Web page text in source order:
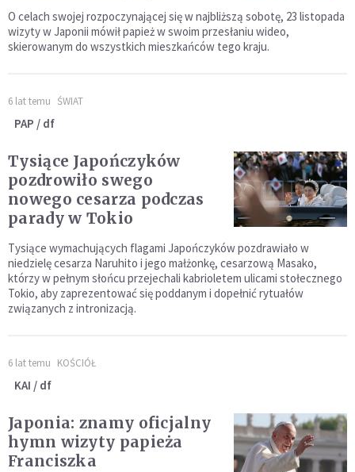
O celach swojej rozpoczynającej się w najbliższą sobotę, 23 listopada
wizyty w Japonii mówił papież w swoim przesłaniu wideo,
skierowanym do wszystkich mieszkańców tego kraju.
6 lat temu ŚWIAT
PAP / df
Tysiące Japończyków
pozdrowiło swego
nowego cesarza podczas
parady w Tokio
Tysiące wymachujących flagami Japończyków pozdrawiało w
niedzielę cesarza Naruhito i jego małżonkę, cesarzową Masako,
którzy w pełnym słońcu przejechali kabrioletem ulicami stołecznego
Tokio, aby zaprezentować się poddanym i dopełnić rytuałów
związanych z intronizacją.
6 lat temu KOŚCIÓŁ
KAI / df
Japonia: znamy oficjalny
hymn wizyty papieża
Franciszka